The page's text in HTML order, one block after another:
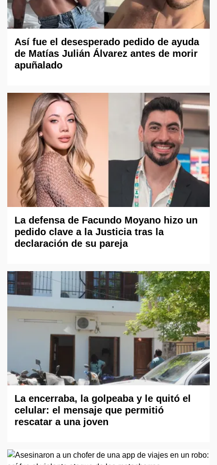
Así fue el desesperado pedido de ayuda
de Matías Julián Álvarez antes de morir
apuñalado
La defensa de Facundo Moyano hizo un
pedido clave a la Justicia tras la
declaración de su pareja
La encerraba, la golpeaba y le quitó el
celular: el mensaje que permitió
rescatar a una joven